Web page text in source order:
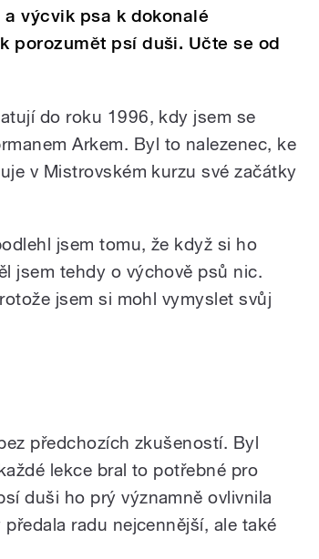
výcvik psa k dokonalé
porozumět psí duši. Učte se od
do roku 1996, kdy jsem se
Arkem. Byl to nalezenec, ke
v Mistrovském kurzu své začátky
jsem tomu, že když si ho
jsem tehdy o výchově psů nic.
jsem si mohl vymyslet svůj
předchozích zkušeností. Byl
lekce bral to potřebné pro
duši ho prý významně ovlivnila
radu nejcennější, ale také